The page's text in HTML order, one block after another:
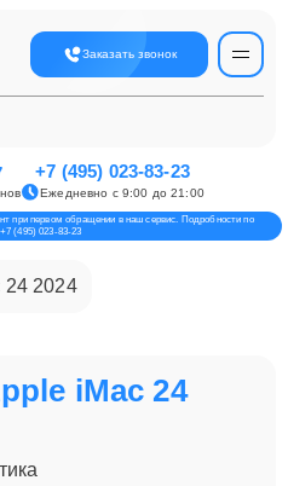
Заказать звонок
+7 (495) 023-83-23
Ежедневно с 9:00 до 21:00
при первом обращении в наш сервис. Подробности по
(495) 023-83-23
24 2024
iMac 24